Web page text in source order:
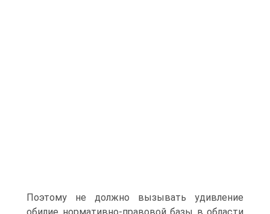
Поэтому не должно вызывать удивление